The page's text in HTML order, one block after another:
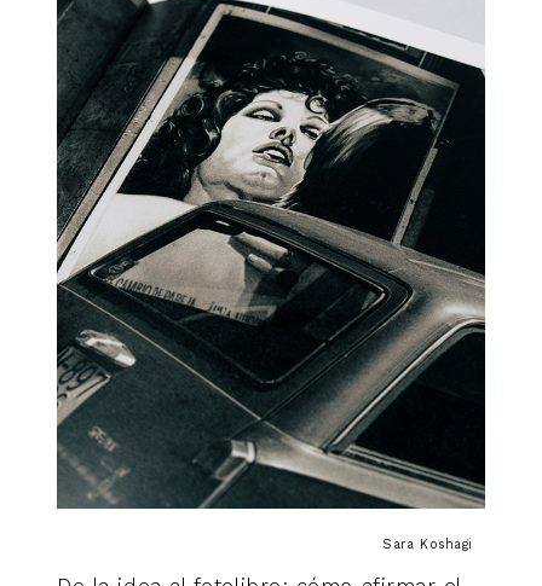
Sara Koshagi